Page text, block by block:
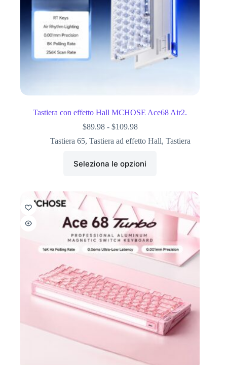
Tastiera con effetto Hall MCHOSE Ace68 Air2.
$89.98 - $109.98
Tastiera 65, Tastiera ad effetto Hall, Tastiera
Seleziona le opzioni